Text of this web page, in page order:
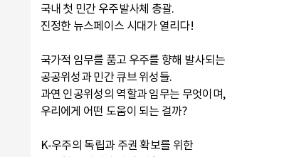
국내 첫 민간 우주발사체 총괄.
진정한 뉴스페이스 시대가 열리다!
국가적 임무를 품고 우주를 향해 발사되는
공공위성과 민간 큐브 위성들.
과연 인공위성의 역할과 임무는 무엇이며,
우리에게 어떤 도움이 되는 걸까?
K-우주의 독립과 주권 확보를 위한